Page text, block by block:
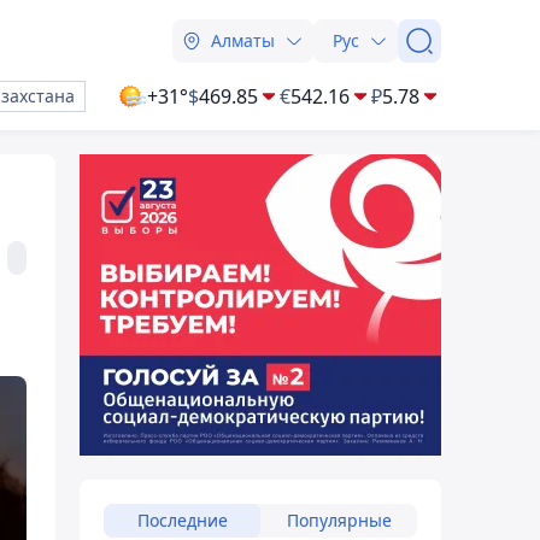
Алматы Рус
+31°$469.85 €542.16 ₽5.78
Последние Популярные